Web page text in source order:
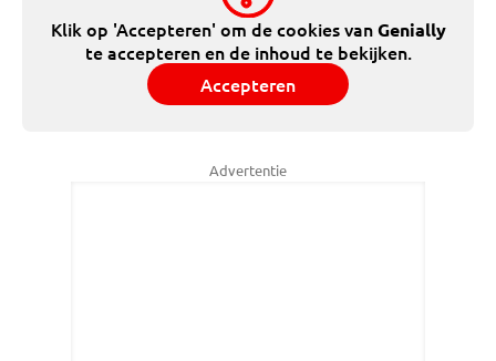
Klik op 'Accepteren' om de cookies vanGenially
te accepteren en de inhoud te bekijken.
Accepteren
Advertentie